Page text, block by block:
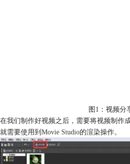
图1：视频分
在我们制作好视频之后，需要将视频制作
就需要使用到Movie Studio的渲染操作。